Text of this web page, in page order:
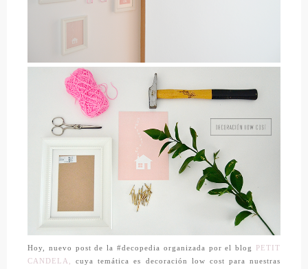
Hoy, nuevo post de la #decopedia organizada por el blog
PETIT
CANDELA,
cuya temática es decoración low cost para nuestras